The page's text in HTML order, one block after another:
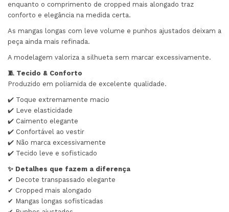
enquanto o comprimento de cropped mais alongado traz
conforto e elegância na medida certa.
As mangas longas com leve volume e punhos ajustados deixam a
peça ainda mais refinada.
A modelagem valoriza a silhueta sem marcar excessivamente.
🧵 Tecido & Conforto
Produzido em poliamida de excelente qualidade.
✔️ Toque extremamente macio
✔️ Leve elasticidade
✔️ Caimento elegante
✔️ Confortável ao vestir
✔️ Não marca excessivamente
✔️ Tecido leve e sofisticado
✨ Detalhes que fazem a diferença
✔ Decote transpassado elegante
✔ Cropped mais alongado
✔ Mangas longas sofisticadas